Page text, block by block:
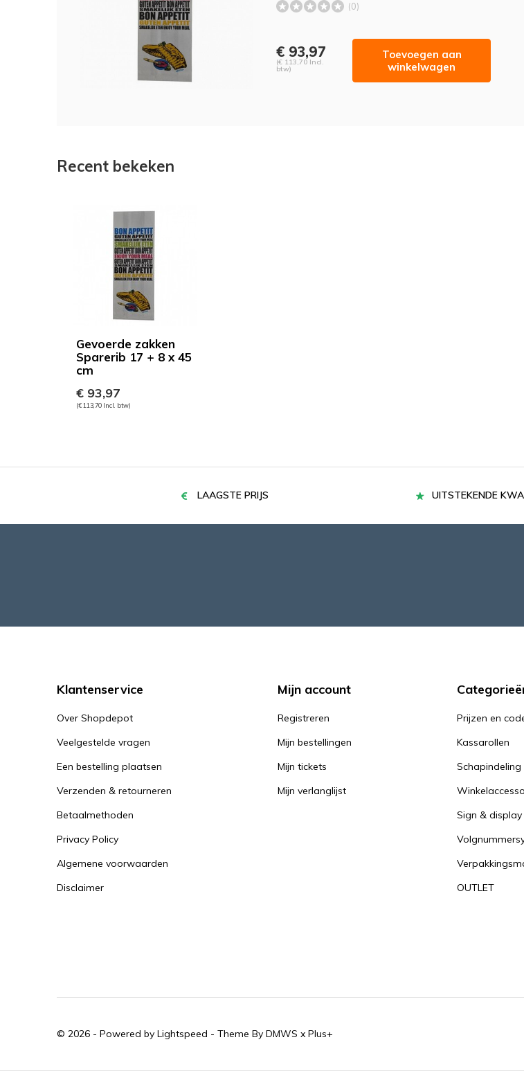
(0)
€ 93,97
(€ 113,70 Incl.
btw)
Toevoegen aan
winkelwagen
Recent bekeken
Gevoerde zakken
Sparerib 17 + 8 x 45
cm
€ 93,97
(€ 113,70 Incl. btw)
LAAGSTE PRIJS UITSTEKENDE
Klantenservice
Over Shopdepot
Veelgestelde vragen
Een bestelling plaatsen
Verzenden & retourneren
Betaalmethoden
Privacy Policy
Algemene voorwaarden
Disclaimer
Mijn account
Registreren
Mijn bestellingen
Mijn tickets
Mijn verlanglijst
Prijzen en
Kassarollen
Schapindeling
Sign & display
OUTLET
© 2026 - Powered by Lightspeed - Theme By DMWS x Plus+